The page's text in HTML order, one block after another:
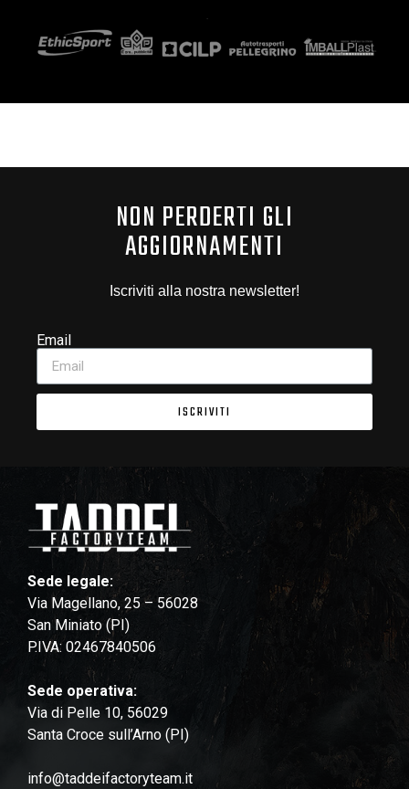
NON PERDERTI GLI
AGGIORNAMENTI
Iscriviti alla nostra newsletter!
Email
ISCRIVITI
Sede legale:
Via Magellano, 25 – 56028
San Miniato (PI)
P.IVA: 02467840506
Sede operativa:
Via di Pelle 10, 56029
Santa Croce sull’Arno (PI)
info@taddeifactoryteam.it